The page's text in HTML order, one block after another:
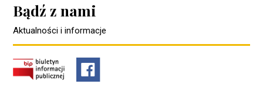
Bądź z nami
Aktualności i informacje